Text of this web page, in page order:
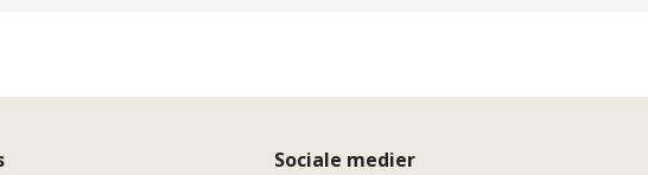
Sociale medier